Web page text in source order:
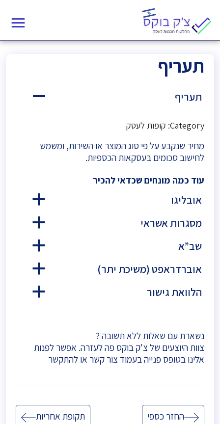
תעריף
A תעריף
Category: קופות לעסק
מחיר שנקבע על פי סוג המוצר או השירות, ומשמש
לחישוב סכומים בעסקאות הכספיות.
עוד כמה מונחים שכדאי להכיר
a
אובליגו
a
מסגרות אשראי
a
שב”א
a
אוברדראפט (משיכת יתר)
a
הלוואת גישור
נשארת עם שאלות ללא תשובה ?
צוות היוצעים של צ'ק בוקס פה לעזרה. אפשר לפנות
אלינו בטופס פנייה בעמוד צור קשר או להתקשר
ניווטהחזר כספי
תקופת אחריות